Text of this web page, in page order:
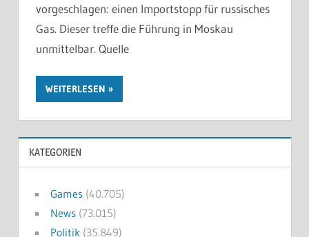
vorgeschlagen: einen Importstopp für russisches
Gas. Dieser treffe die Führung in Moskau
unmittelbar. Quelle
WEITERLESEN
KATEGORIEN
Games(40.705)
News(73.015)
Politik(35.849)